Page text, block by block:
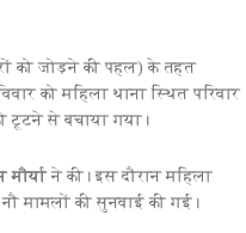
को जोड़ने की पहल) के तहत
को महिला थाना स्थित परिवार
टूटने से बचाया गया।
मौर्याने की। इस दौरान महिला
मामलों की सुनवाई की गई।